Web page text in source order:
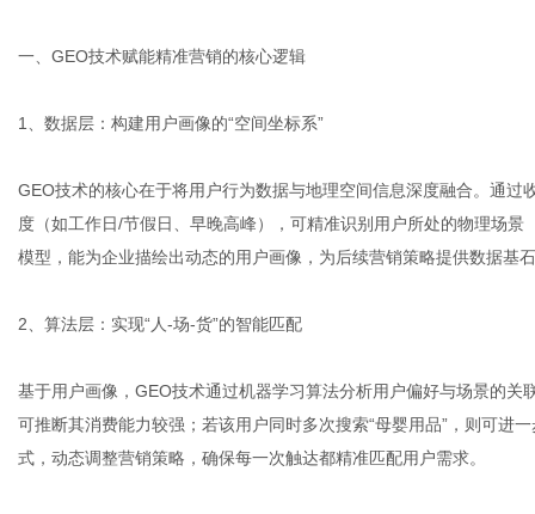
一、GEO技术赋能精准营销的核心逻辑
1、数据层：构建用户画像的“空间坐标系”
GEO技术的核心在于将用户行为数据与地理空间信息深度融合。通
度（如工作日/节假日、早晚高峰），可精准识别用户所处的物理场
模型，能为企业描绘出动态的用户画像，为后续营销策略提供数据基
2、算法层：实现“人-场-货”的智能匹配
基于用户画像，GEO技术通过机器学习算法分析用户偏好与场景的
可推断其消费能力较强；若该用户同时多次搜索“母婴用品”，则可进
式，动态调整营销策略，确保每一次触达都精准匹配用户需求。